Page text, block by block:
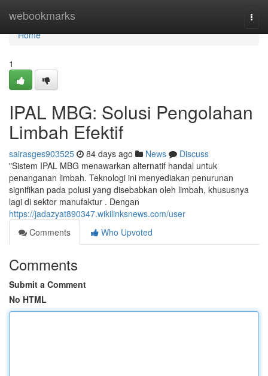
webookmarks
Home
Home
1
IPAL MBG: Solusi Pengolahan
Limbah Efektif
sairasges903525 84 days ago News
Discuss
"Sistem IPAL MBG menawarkan alternatif handal untuk
penanganan limbah. Teknologi ini menyediakan penurunan
signifikan pada polusi yang disebabkan oleh limbah, khususnya
lagi di sektor manufaktur . Dengan
https://jadazyat890347.wikilinksnews.com/user
Comments
Who Upvoted
Comments
Submit a Comment
No HTML